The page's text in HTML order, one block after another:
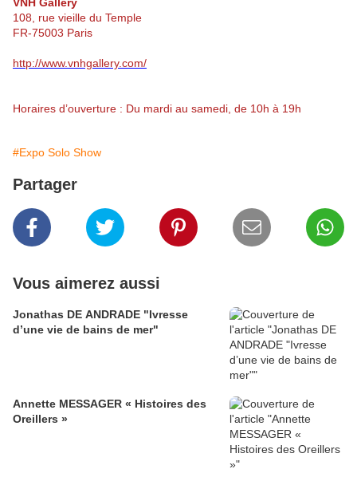
108, rue vieille du Temple
FR-75003 Paris
http://www.vnhgallery.com/
Horaires d’ouverture : Du mardi au samedi, de 10h à 19h
#Expo Solo Show
Partager
Vous aimerez aussi
Jonathas DE ANDRADE "Ivresse
d’une vie de bains de mer"
Annette MESSAGER « Histoires des
Oreillers »